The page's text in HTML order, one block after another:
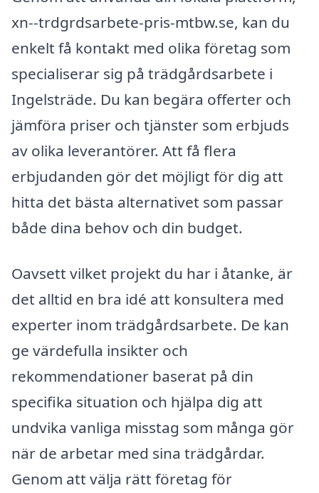
xn--trdgrdsarbete-pris-mtbw.se, kan du
enkelt få kontakt med olika företag som
specialiserar sig på trädgårdsarbete i
Ingelsträde. Du kan begära offerter och
jämföra priser och tjänster som erbjuds
av olika leverantörer. Att få flera
erbjudanden gör det möjligt för dig att
hitta det bästa alternativet som passar
både dina behov och din budget.
Oavsett vilket projekt du har i åtanke, är
det alltid en bra idé att konsultera med
experter inom trädgårdsarbete. De kan
ge värdefulla insikter och
rekommendationer baserat på din
specifika situation och hjälpa dig att
undvika vanliga misstag som många gör
när de arbetar med sina trädgårdar.
Genom att välja rätt företag för